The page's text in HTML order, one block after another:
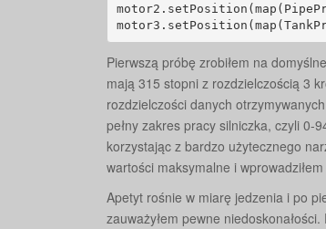
Pierwszą próbę zrobiłem na
mają 315 stopni z rozdzielczością 3
rozdzielczości danych
pełny zakres pracy silniczka, czyli 0-
korzystając z bardzo użytecznego
wartości maksymalne i
Apetyt rośnie w miarę jedzenia i po
zauważyłem pewne